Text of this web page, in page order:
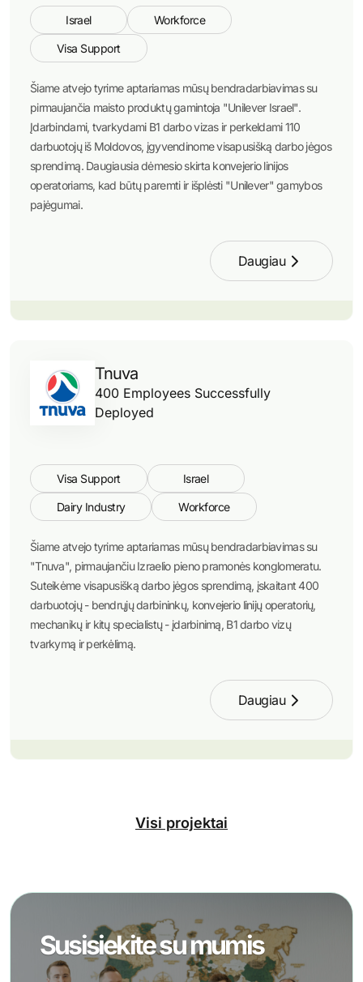
Israel Workforce
Visa Support
Šiame atvejo tyrime aptariamas mūsų bendradarbiavimas su
pirmaujančia maisto produktų gamintoja "Unilever Israel".
Įdarbindami, tvarkydami B1 darbo vizas ir perkeldami 110
darbuotojų iš Moldovos, įgyvendinome visapusišką darbo jėgos
sprendimą. Daugiausia dėmesio skirta konvejerio linijos
operatoriams, kad būtų paremti ir išplėsti "Unilever" gamybos
pajėgumai.
Daugiau
Tnuva
400 Employees Successfully
Deployed
Visa Support Israel
Dairy Industry Workforce
Šiame atvejo tyrime aptariamas mūsų bendradarbiavimas su
"Tnuva", pirmaujančiu Izraelio pieno pramonės konglomeratu.
Suteikėme visapusišką darbo jėgos sprendimą, įskaitant 400
darbuotojų - bendrųjų darbininkų, konvejerio linijų operatorių,
mechanikų ir kitų specialistų - įdarbinimą, B1 darbo vizų
tvarkymą ir perkėlimą.
Daugiau
Visi projektai
Susisiekite su mumis